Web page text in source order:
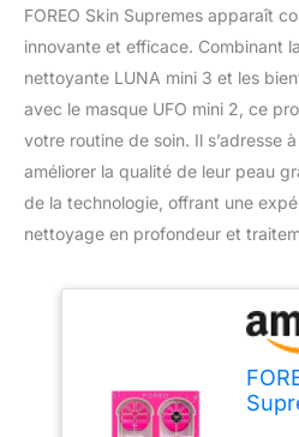
FOREO Skin Supremes apparaît
innovante et efficace. Combinant
nettoyante LUNA mini 3 et les
avec le masque UFO mini 2, ce
votre routine de soin. Il s’adresse
améliorer la qualité de leur peau
de la technologie, offrant une
nettoyage en profondeur et